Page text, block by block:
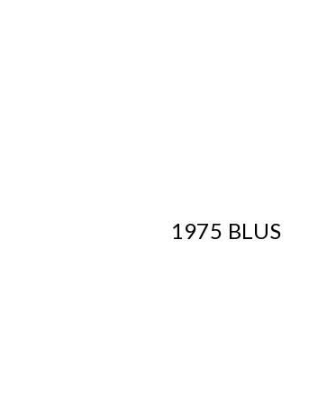
1975 BLUS